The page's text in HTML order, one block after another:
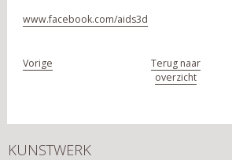
www.facebook.com/aids3d
Vorige
Terug naar
overzicht
KUNSTWERK